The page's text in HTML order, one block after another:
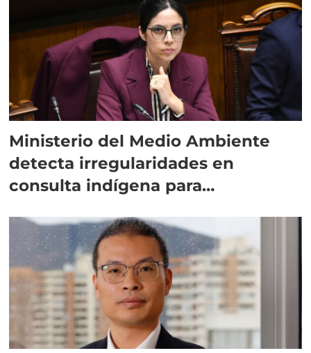
Ministerio del Medio Ambiente
detecta irregularidades en
consulta indígena para